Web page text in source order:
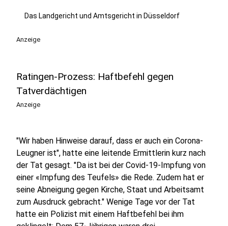
Das Landgericht und Amtsgericht in Düsseldorf
Anzeige
Ratingen-Prozess: Haftbefehl gegen
Tatverdächtigen
Anzeige
"Wir haben Hinweise darauf, dass er auch ein Corona-
Leugner ist", hatte eine leitende Ermittlerin kurz nach
der Tat gesagt. "Da ist bei der Covid-19-Impfung von
einer «Impfung des Teufels» die Rede. Zudem hat er
seine Abneigung gegen Kirche, Staat und Arbeitsamt
zum Ausdruck gebracht." Wenige Tage vor der Tat
hatte ein Polizist mit einem Haftbefehl bei ihm